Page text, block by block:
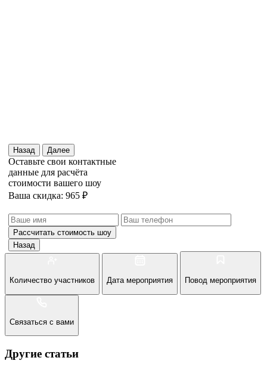
Назад Далее
Оставьте свои контактные
данные для расчёта
стоимости вашего шоу
Ваша скидка: 965 ₽
Рассчитать стоимость шоу
Назад
Количество участников Дата мероприятия Повод мероприятия
Связаться с вами
Другие статьи